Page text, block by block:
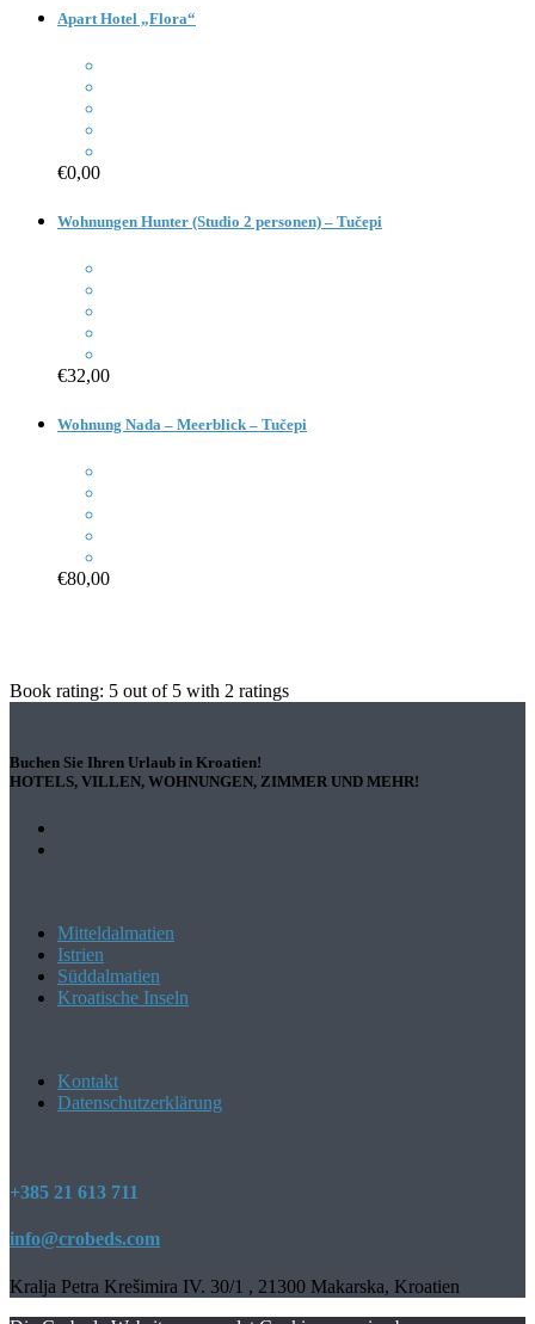
Apart Hotel „Flora“
€0,00
Wohnungen Hunter (Studio 2 personen) – Tučepi
€32,00
Wohnung Nada – Meerblick – Tučepi
€80,00
Book rating: 5 out of 5 with 2 ratings
Buchen Sie Ihren Urlaub in Kroatien!
HOTELS, VILLEN, WOHNUNGEN, ZIMMER UND MEHR!
Mitteldalmatien
Istrien
Süddalmatien
Kroatische Inseln
Kontakt
Datenschutzerklärung
+385 21 613 711
info@crobeds.com
Kralja Petra Krešimira IV. 30/1 , 21300 Makarska, Kroatien